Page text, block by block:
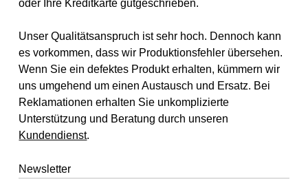
oder Ihre Kreditkarte gutgeschrieben.
Unser Qualitätsanspruch ist sehr hoch. Dennoch kann
es vorkommen, dass wir Produktionsfehler übersehen.
Wenn Sie ein defektes Produkt erhalten, kümmern wir
uns umgehend um einen Austausch und Ersatz. Bei
Reklamationen erhalten Sie unkomplizierte
Unterstützung und Beratung durch unseren
Kundendienst.
Newsletter